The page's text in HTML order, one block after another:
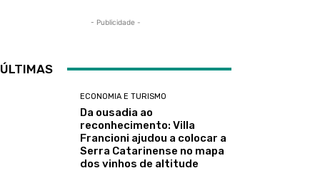
- Publicidade -
ÚLTIMAS
ECONOMIA E TURISMO
Da ousadia ao
reconhecimento: Villa
Francioni ajudou a colocar a
Serra Catarinense no mapa
dos vinhos de altitude